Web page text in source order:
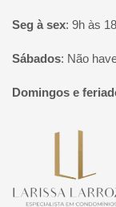
Seg à sex: 9h às
Sábados: Não
Domingos e